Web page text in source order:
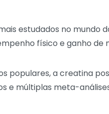
estudados no mundo
físico e ganho de
populares, a creatina
e múltiplas meta-